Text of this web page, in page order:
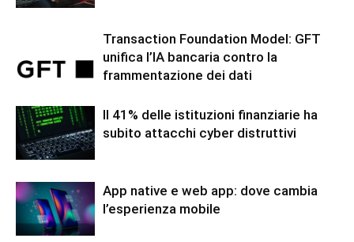
Transaction Foundation Model: GFT
unifica l’IA bancaria contro la
frammentazione dei dati
Il 41% delle istituzioni finanziarie ha
subito attacchi cyber distruttivi
App native e web app: dove cambia
l’esperienza mobile